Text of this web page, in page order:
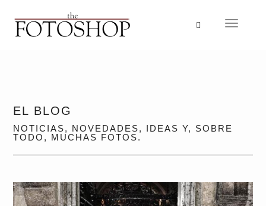
Idioma
EL BLOG
NOTICIAS, NOVEDADES, IDEAS Y, SOBRE
TODO, MUCHAS FOTOS.